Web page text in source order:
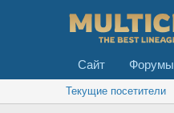
Сайт Форумы
Текущие посетители